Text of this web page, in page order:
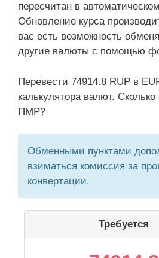
пересчитан в
Обновление курса
вас есть возможность
другие валюты с помощью
Перевести 74914.8 RUP в
калькулятора валют.
ПМР?
Обменными пунктами
взиматься комиссия за
конвертации.
Требуется